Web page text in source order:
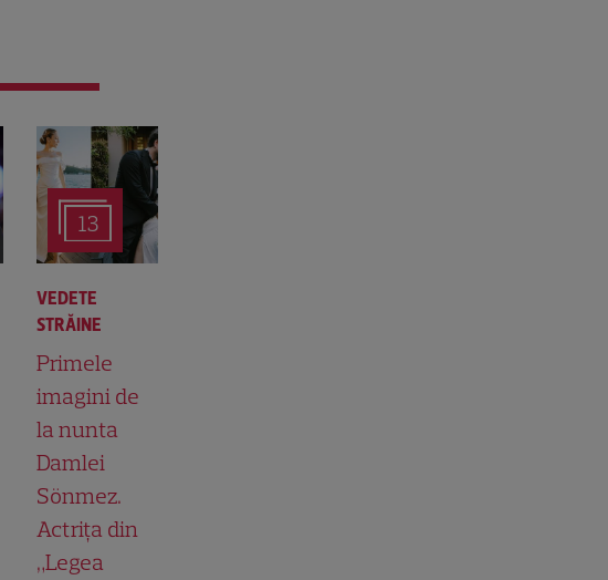
13
VEDETE
STRĂINE
Primele
imagini de
la nunta
Damlei
Sönmez.
Actrița din
„Legea